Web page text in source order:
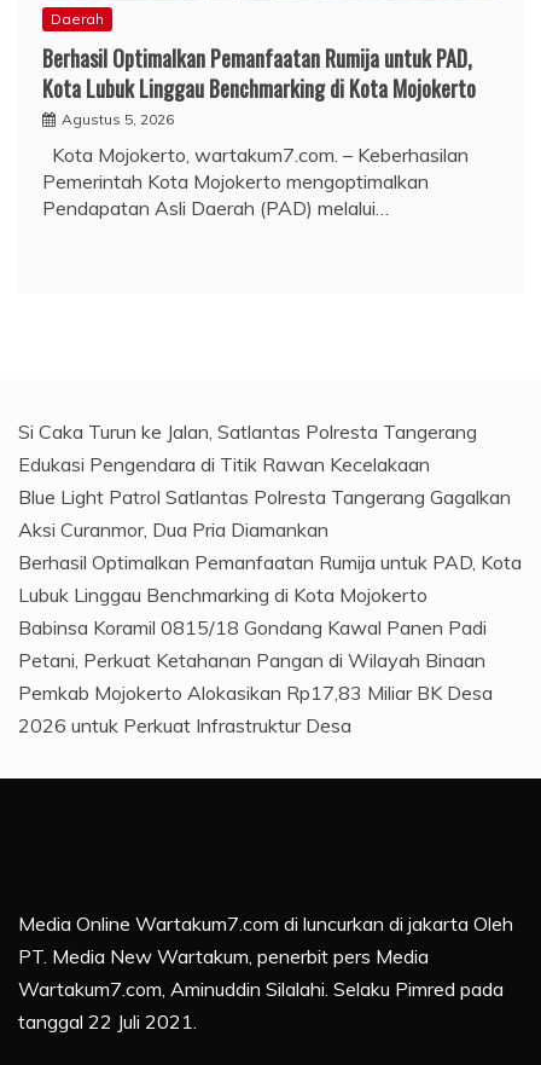
Daerah
Berhasil Optimalkan Pemanfaatan Rumija untuk PAD,
Kota Lubuk Linggau Benchmarking di Kota Mojokerto
Agustus 5, 2026
Kota Mojokerto, wartakum7.com. – Keberhasilan
Pemerintah Kota Mojokerto mengoptimalkan
Pendapatan Asli Daerah (PAD) melalui…
Si Caka Turun ke Jalan, Satlantas Polresta Tangerang
Edukasi Pengendara di Titik Rawan Kecelakaan
Blue Light Patrol Satlantas Polresta Tangerang Gagalkan
Aksi Curanmor, Dua Pria Diamankan
Berhasil Optimalkan Pemanfaatan Rumija untuk PAD, Kota
Lubuk Linggau Benchmarking di Kota Mojokerto
Babinsa Koramil 0815/18 Gondang Kawal Panen Padi
Petani, Perkuat Ketahanan Pangan di Wilayah Binaan
Pemkab Mojokerto Alokasikan Rp17,83 Miliar BK Desa
2026 untuk Perkuat Infrastruktur Desa
Media Online Wartakum7.com di luncurkan di jakarta Oleh
PT. Media New Wartakum, penerbit pers Media
Wartakum7.com, Aminuddin Silalahi. Selaku Pimred pada
tanggal 22 Juli 2021.